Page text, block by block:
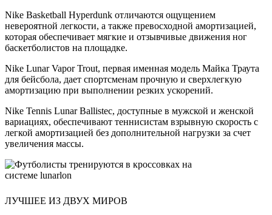
Nike Basketball Hyperdunk отличаются ощущением
невероятной легкости, а также превосходной амортизацией,
которая обеспечивает мягкие и отзывчивые движения ног
баскетболистов на площадке.
Nike Lunar Vapor Trout, первая именная модель Майка Траута
для бейсбола, дает спортсменам прочную и сверхлегкую
амортизацию при выполнении резких ускорений.
Nike Tennis Lunar Ballistec, доступные в мужской и женской
вариациях, обеспечивают теннисистам взрывную скорость с
легкой амортизацией без дополнительной нагрузки за счет
увеличения массы.
ЛУЧШЕЕ ИЗ ДВУХ МИРОВ